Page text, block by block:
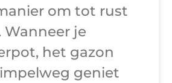
om tot rust
je
het gazon
geniet